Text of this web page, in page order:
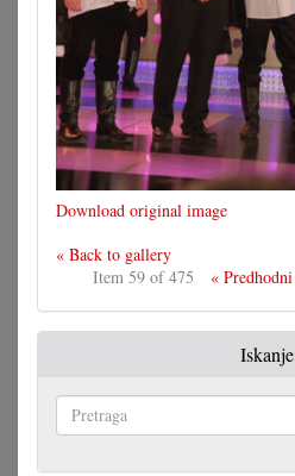
Download original image
« Back to gallery
Item 59 of 475
« Predhodni
Iskanje